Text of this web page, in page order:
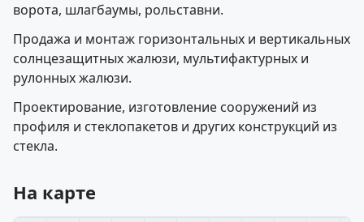
ворота, шлагбаумы, рольставни.
Продажа и монтаж горизонтальных и вертикальных
солнцезащитных жалюзи, мультифактурных и
рулонных жалюзи.
Проектирование, изготовление сооружений из
профиля и стеклопакетов и других конструкций из
стекла.
На карте